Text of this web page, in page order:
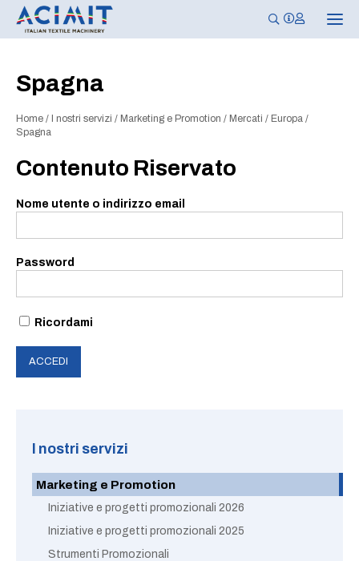
N
a
e
Spagna
Home / I nostri servizi / Marketing e Promotion / Mercati / Europa /
Spagna
Contenuto Riservato
Nome utente o indirizzo email
Password
Ricordami
I nostri servizi
Marketing e Promotion
Iniziative e progetti promozionali 2026
Iniziative e progetti promozionali 2025
Strumenti Promozionali